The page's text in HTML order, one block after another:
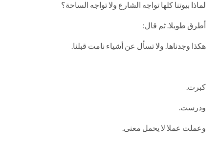
لماذا بيوتنا كلها تواجه الشارع ولا تواجه الساحة؟
أطرق طويلا. ثم قال:
هكذا وجدناها. ولا تسأل عن أشياء نامت قبلنا.
كبرت.
ودرست.
وعملت عملا لا يحمل معنى.